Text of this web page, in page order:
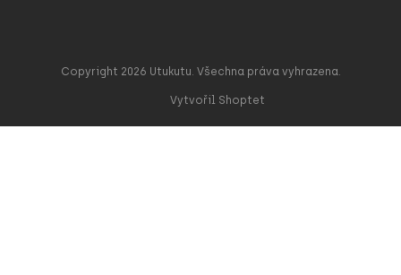
Vytvořil Shoptet
Copyright 2026 Utukutu. Všechna práva vyhrazena.